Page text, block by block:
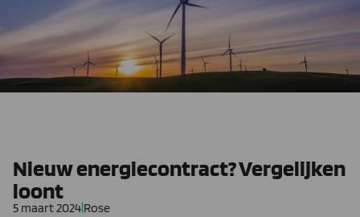
Nieuw energiecontract? Vergelijken
loont
5 maart 2024 Rose